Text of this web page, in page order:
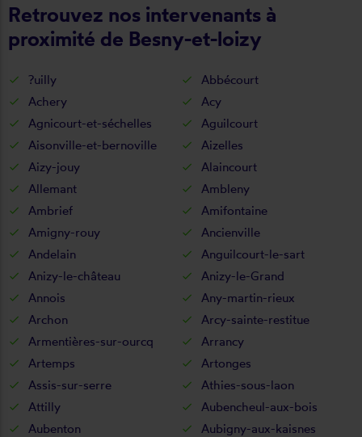
Retrouvez nos intervenants à
proximité de Besny-et-loizy
?uilly
Abbécourt
Achery
Acy
Agnicourt-et-séchelles
Aguilcourt
Aisonville-et-bernoville
Aizelles
Aizy-jouy
Alaincourt
Allemant
Ambleny
Ambrief
Amifontaine
Amigny-rouy
Ancienville
Andelain
Anguilcourt-le-sart
Anizy-le-château
Anizy-le-Grand
Annois
Any-martin-rieux
Archon
Arcy-sainte-restitue
Armentières-sur-ourcq
Arrancy
Artemps
Artonges
Assis-sur-serre
Athies-sous-laon
Attilly
Aubencheul-aux-bois
Aubenton
Aubigny-aux-kaisnes